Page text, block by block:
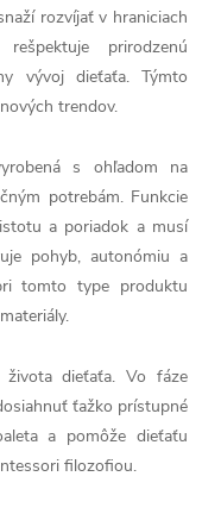
rozvíjať v hraniciach
prirodzenú
vývoj dieťaťa. Týmto
trendov.
s ohľadom na
potrebám. Funkcie
a poriadok a musí
pohyb, autonómiu a
tomto type produktu
dieťaťa. Vo fáze
ťažko prístupné
a pomôže dieťaťu
filozofiou.